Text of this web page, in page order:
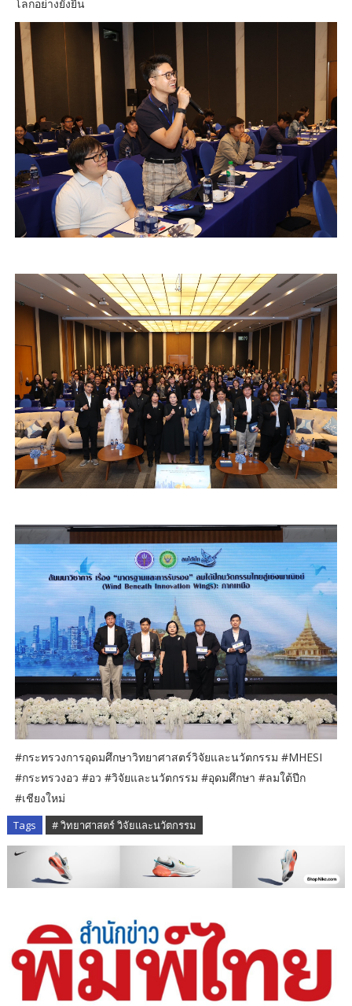
โลกอย่างยั่งยืน
#กระทรวงการอุดมศึกษาวิทยาศาสตร์วิจัยและนวัตกรรม #MHESI
#กระทรวงอว #อว #วิจัยและนวัตกรรม #อุดมศึกษา #ลมใต้ปีก
#เชียงใหม่
Tags # วิทยาศาสตร์ วิจัยและนวัตกรรม